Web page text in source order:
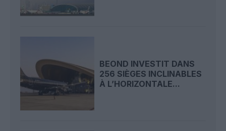
BEOND INVESTIT DANS
256 SIÈGES INCLINABLES
À L’HORIZONTALE...